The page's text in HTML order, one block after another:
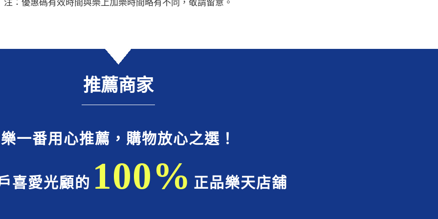
注：優惠碼有效時間與樂上加樂時間略有不同，敬請留意。
推薦商家
樂一番用心推薦，購物放心之選！
喜愛光顧的 100% 正品樂天店舖